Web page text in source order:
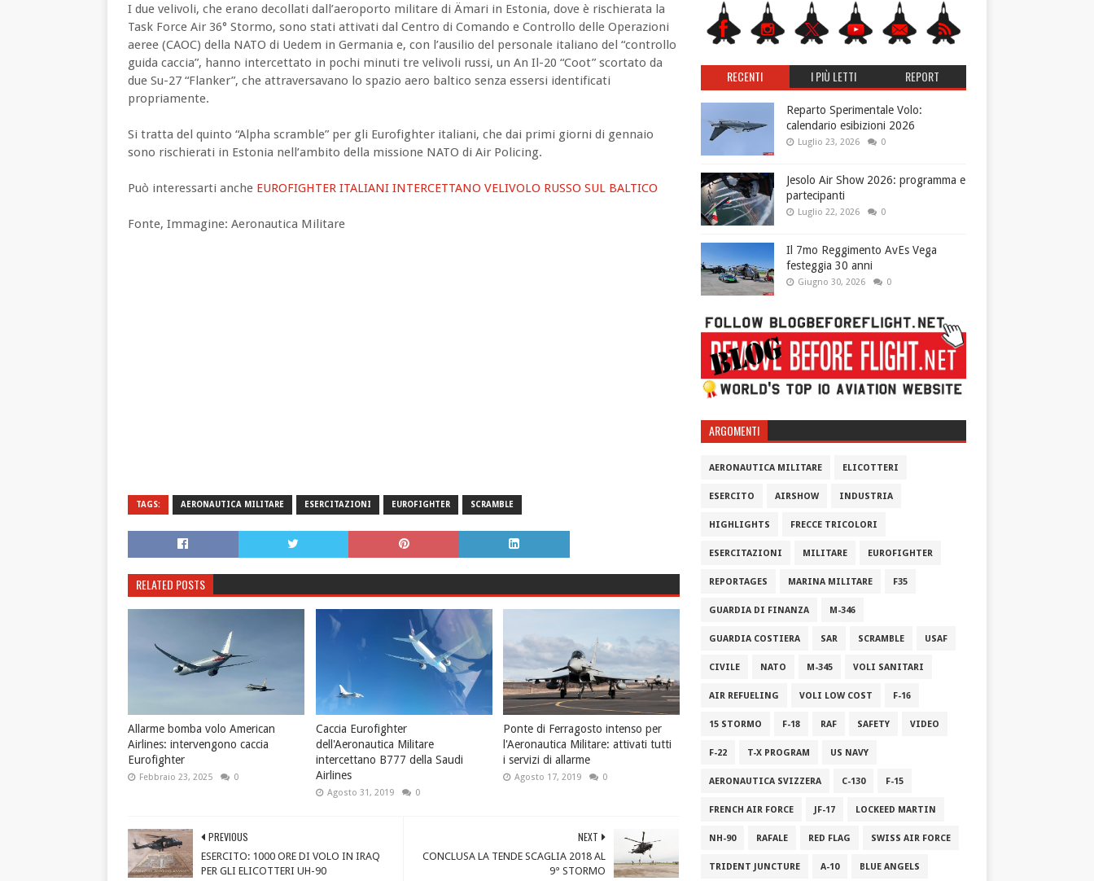
I due velivoli, che erano decollati dall’aeroporto militare di Ämari in Estonia, dove è rischierata la
Task Force Air 36° Stormo, sono stati attivati dal Centro di Comando e Controllo delle Operazioni
aeree (CAOC) della NATO di Uedem in Germania e, con l’ausilio del personale italiano del “controllo
guida caccia”, hanno intercettato in pochi minuti tre velivoli russi, un An Il-20 “Coot” scortato da
due Su-27 “Flanker”, che attraversavano lo spazio aero baltico senza essersi identificati
propriamente.
Si tratta del quinto “Alpha scramble” per gli Eurofighter italiani, che dai primi giorni di gennaio
sono rischierati in Estonia nell’ambito della missione NATO di Air Policing.
Può interessarti anche EUROFIGHTER ITALIANI INTERCETTANO VELIVOLO RUSSO SUL BALTICO
Fonte, Immagine: Aeronautica Militare
TAGS: AERONAUTICA MILITARE ESERCITAZIONI EUROFIGHTER SCRAMBLE
RELATED POSTS
Allarme bomba volo American
Airlines: intervengono caccia
Eurofighter
Febbraio 23, 2025 0
Caccia Eurofighter
dell'Aeronautica Militare
intercettano B777 della Saudi
Airlines
Agosto 31, 2019 0
Ponte di Ferragosto intenso per
l'Aeronautica Militare: attivati tutti
i servizi di allarme
Agosto 17, 2019 0
NEXT
CONCLUSA LA TENDE SCAGLIA 2018 AL
9° STORMO
PREVIOUS
ESERCITO: 1000 ORE DI VOLO IN IRAQ
PER GLI ELICOTTERI UH-90
RECENTI I PIÙ LETTI REPORT
Reparto Sperimentale Volo:
calendario esibizioni 2026
Luglio 23, 2026 0
Jesolo Air Show 2026: programma e
partecipanti
Luglio 22, 2026 0
Il 7mo Reggimento AvEs Vega
festeggia 30 anni
Giugno 30, 2026 0
ARGOMENTI
AERONAUTICA MILITARE ELICOTTERI
ESERCITO AIRSHOW INDUSTRIA
HIGHLIGHTS FRECCE TRICOLORI
ESERCITAZIONI MILITARE EUROFIGHTER
REPORTAGES MARINA MILITARE F35
GUARDIA DI FINANZA M-346
GUARDIA COSTIERA SAR SCRAMBLE USAF
CIVILE NATO M-345 VOLI SANITARI
AIR REFUELING VOLI LOW COST F-16
15 STORMO F-18 RAF SAFETY VIDEO
F-22 T-X PROGRAM US NAVY
AERONAUTICA SVIZZERA C-130 F-15
FRENCH AIR FORCE JF-17 LOCKEED MARTIN
NH-90 RAFALE RED FLAG SWISS AIR FORCE
TRIDENT JUNCTURE A-10 BLUE ANGELS